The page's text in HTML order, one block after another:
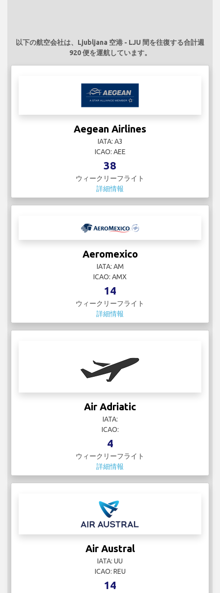
以下の航空会社は、Ljubljana 空港 - LJU 間を往復する合計週
920 便を運航しています。
Aegean Airlines
IATA: A3
ICAO: AEE
38
ウィークリーフライト
詳細情報
Aeromexico
IATA: AM
ICAO: AMX
14
ウィークリーフライト
詳細情報
Air Adriatic
IATA:
ICAO:
4
ウィークリーフライト
詳細情報
Air Austral
IATA: UU
ICAO: REU
14